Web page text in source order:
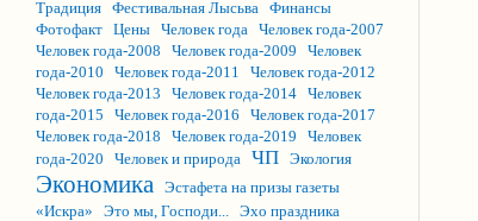
Традиция Фестивальная Лысьва Финансы
Фотофакт Цены Человек года Человек года-2007
Человек года-2008
Человек года-2009
Человек
года-2010
Человек года-2011
Человек года-2012
Человек года-2013
Человек года-2014 Человек
года-2015
Человек года-2016
Человек года-2017
Человек года-2018
Человек года-2019
Человек
года-2020
Человек и природа ЧП Экология
Экономика Эстафета на призы газеты
«Искра»
Это мы, Господи... Эхо праздника